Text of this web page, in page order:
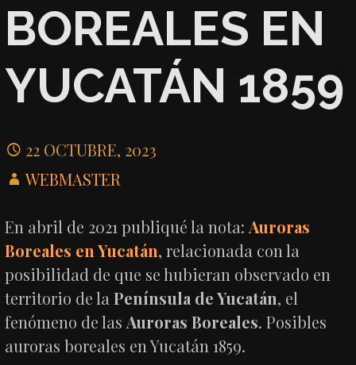
BOREALES EN
YUCATÁN 1859
22 OCTUBRE, 2023
WEBMASTER
En abril de 2021 publiqué la nota:Auroras
Boreales en Yucatán, relacionada con la
posibilidad de que se hubieran observado en
territorio de laPenínsula de Yucatán, el
fenómeno de las Auroras Boreales. Posibles
auroras boreales en Yucatán 1859.